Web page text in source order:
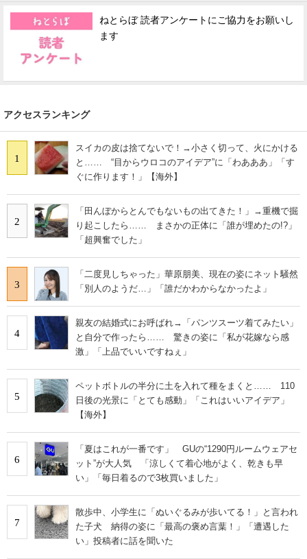
ねとらぼ 読者アンケートにご協力をお願いし
ます
アクセスランキング
1
スイカの皮は捨てないで！→小さく切って、火にかける
と…… “目からウロコのアイデア”に「わあああ」「す
ぐに作ります！」【海外】
2
「田んぼからとんでもないもの出てきた！」→重機で掘
り起こしたら…… まさかの正体に「誰が埋めたの!?」
「超興奮でした」
3
「二度見しちゃった」華原朋美、現在の姿にネット騒然
「別人のようだ…」「誰だかわからなかったよ」
4
親友の結婚式にお呼ばれ→「パンツスーツ着てみたい」
と自分で作ったら…… 驚きの姿に「私が花嫁なら感
激」「上品でいいですねぇ」
5
ペットボトルの半分に土を入れて種をまくと…… 110
日後の光景に「とても感動」「これはいいアイデア」
【海外】
6
「夏はこれが一番です」 GUの“1290円ルームウェアセ
ット”が大人気 「涼しくて着心地がよく、乾きも早
い」「毎日着るので3枚買いました」
7
散歩中、小学生に「ぬいぐるみが歩いてる！」と言われ
た子犬 納得の姿に「最高の褒め言葉！」「遭遇した
い」投稿者に話を聞いた